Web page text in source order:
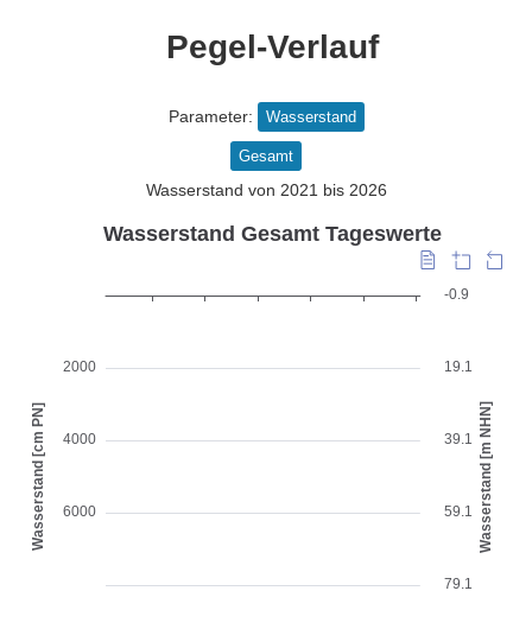
Pegel-Verlauf
Parameter: Wasserstand
Gesamt
Wasserstand von 2021 bis 2026